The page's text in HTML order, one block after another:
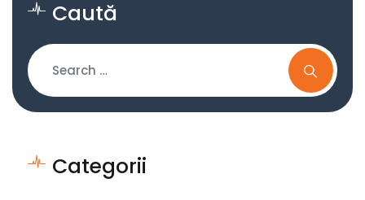
Caută
Categorii